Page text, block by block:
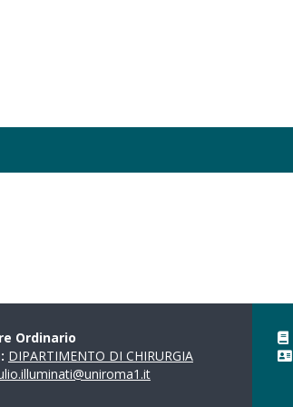
Ordinario
DIPARTIMENTO DI CHIRURGIA